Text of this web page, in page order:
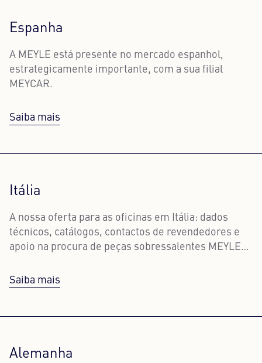
Espanha
A MEYLE está presente no mercado espanhol,
estrategicamente importante, com a sua filial
MEYCAR.
Saiba mais
Itália
A nossa oferta para as oficinas em Itália: dados
técnicos, catálogos, contactos de revendedores e
apoio na procura de peças sobressalentes MEYLE
Saiba mais
Alemanha